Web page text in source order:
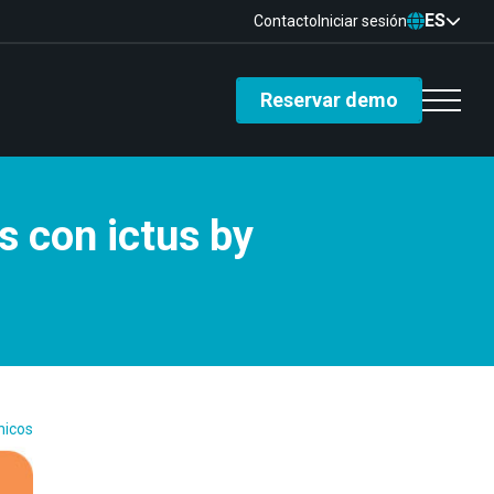
Contacto Iniciar sesión ES
Reservar demo
con ictus by